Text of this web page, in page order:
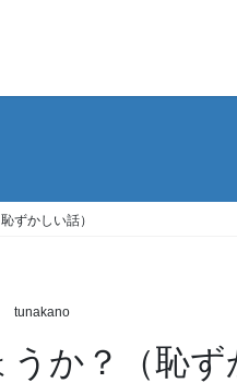
ずかしい話）
tunakano
か？（恥ず